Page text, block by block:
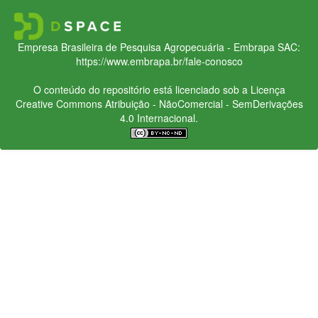
Empresa Brasileira de Pesquisa Agropecuária - Embrapa SAC:
https://www.embrapa.br/fale-conosco
O conteúdo do repositório está licenciado sob a Licença
Creative CommonsAtribuição - NãoComercial - SemDerivações
4.0 Internacional.